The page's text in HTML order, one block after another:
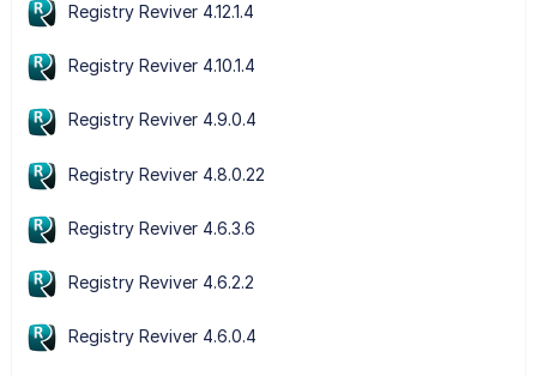
Registry Reviver 4.12.1.4
Registry Reviver 4.10.1.4
Registry Reviver 4.9.0.4
Registry Reviver 4.8.0.22
Registry Reviver 4.6.3.6
Registry Reviver 4.6.2.2
Registry Reviver 4.6.0.4